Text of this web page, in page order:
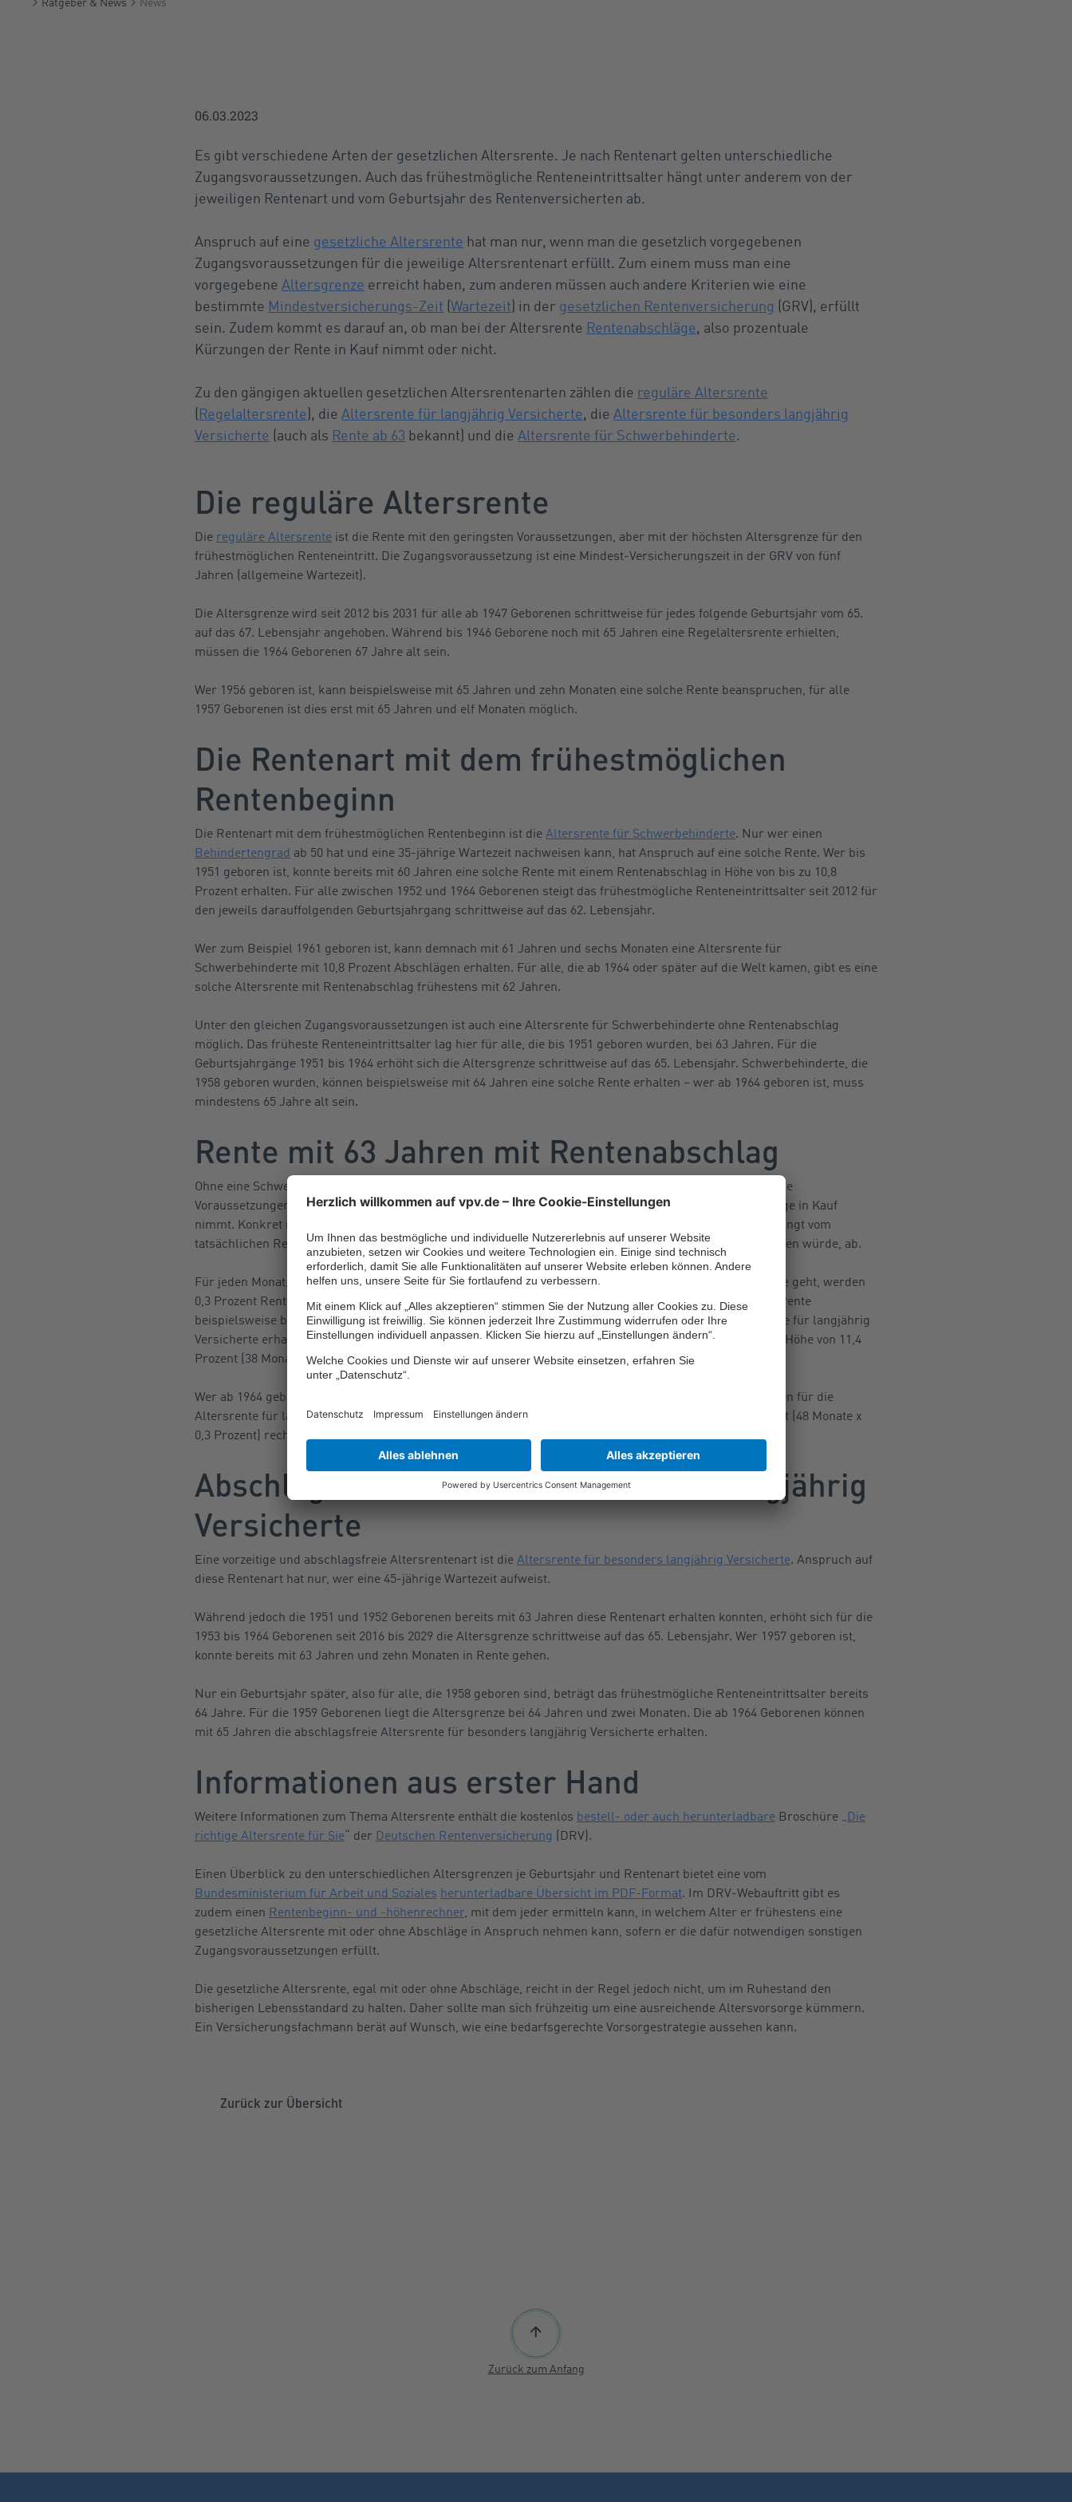
06.03.2023
Es gibt verschiedene Arten der gesetzlichen Altersrente. Je nach Rentenart gelten unterschiedliche
Zugangsvoraussetzungen. Auch das frühestmögliche Renteneintrittsalter hängt unter anderem von der
jeweiligen Rentenart und vom Geburtsjahr des Rentenversicherten ab.
Anspruch auf eine gesetzliche Altersrente hat man nur, wenn man die gesetzlich vorgegebenen
Zugangsvoraussetzungen für die jeweilige Altersrentenart erfüllt. Zum einem muss man eine
vorgegebene Altersgrenze erreicht haben, zum anderen müssen auch andere Kriterien wie eine
bestimmte Mindestversicherungs-Zeit (Wartezeit) in der gesetzlichen Rentenversicherung (GRV), erfüllt
sein. Zudem kommt es darauf an, ob man bei der Altersrente Rentenabschläge, also prozentuale
Kürzungen der Rente in Kauf nimmt oder nicht.
Zu den gängigen aktuellen gesetzlichen Altersrentenarten zählen die reguläre Altersrente
(Regelaltersrente), die Altersrente für langjährig Versicherte, die Altersrente für besonders langjährig
Versicherte (auch als Rente ab 63 bekannt) und die Altersrente für Schwerbehinderte.
Die reguläre Altersrente
Die reguläre Altersrente ist die Rente mit den geringsten Voraussetzungen, aber mit der höchsten Altersgrenze für den
frühestmöglichen Renteneintritt. Die Zugangsvoraussetzung ist eine Mindest-Versicherungszeit in der GRV von fünf
Jahren (allgemeine Wartezeit).
Die Altersgrenze wird seit 2012 bis 2031 für alle ab 1947 Geborenen schrittweise für jedes folgende Geburtsjahr vom 65.
auf das 67. Lebensjahr angehoben. Während bis 1946 Geborene noch mit 65 Jahren eine Regelaltersrente erhielten,
müssen die 1964 Geborenen 67 Jahre alt sein.
Wer 1956 geboren ist, kann beispielsweise mit 65 Jahren und zehn Monaten eine solche Rente beanspruchen, für alle
1957 Geborenen ist dies erst mit 65 Jahren und elf Monaten möglich.
Die Rentenart mit dem frühestmöglichen
Rentenbeginn
Die Rentenart mit dem frühestmöglichen Rentenbeginn ist die Altersrente für Schwerbehinderte. Nur wer einen
Behindertengrad ab 50 hat und eine 35-jährige Wartezeit nachweisen kann, hat Anspruch auf eine solche Rente. Wer bis
1951 geboren ist, konnte bereits mit 60 Jahren eine solche Rente mit einem Rentenabschlag in Höhe von bis zu 10,8
Prozent erhalten. Für alle zwischen 1952 und 1964 Geborenen steigt das frühestmögliche Renteneintrittsalter seit 2012 für
den jeweils darauffolgenden Geburtsjahrgang schrittweise auf das 62. Lebensjahr.
Wer zum Beispiel 1961 geboren ist, kann demnach mit 61 Jahren und sechs Monaten eine Altersrente für
Schwerbehinderte mit 10,8 Prozent Abschlägen erhalten. Für alle, die ab 1964 oder später auf die Welt kamen, gibt es eine
solche Altersrente mit Rentenabschlag frühestens mit 62 Jahren.
Unter den gleichen Zugangsvoraussetzungen ist auch eine Altersrente für Schwerbehinderte ohne Rentenabschlag
möglich. Das früheste Renteneintrittsalter lag hier für alle, die bis 1951 geboren wurden, bei 63 Jahren. Für die
Geburtsjahrgänge 1951 bis 1964 erhöht sich die Altersgrenze schrittweise auf das 65. Lebensjahr. Schwerbehinderte, die
1958 geboren wurden, können beispielsweise mit 64 Jahren eine solche Rente erhalten – wer ab 1964 geboren ist, muss
mindestens 65 Jahre alt sein.
Rente mit 63 Jahren mit Rentenabschlag
Ohne eine Schwerbehinderung ist der früheste Renteneintritt mit 63 Lebensjahren möglich, sofern man die
Voraussetzungen für die entsprechendeAltersrente für langjährig Versicherteerfüllt und Rentenabschläge in Kauf
nimmt. Konkret muss man dafür eine 35-jährige Wartezeit nachweisen. Die Höhe der Rentenabschläge hängt vom
tatsächlichen Renteneintrittsdatum und der Altersgrenze, ab dem einem eine reguläre Altersrente zustehen würde, ab.
Für jeden Monat, den man vor der Altersgrenze für eine reguläre Altersrente (Regelaltersgrenze) in Rente geht, werden
0,3 Prozent Rentenabschlag berechnet. Für 1959 Geborene liegt die Altersgrenze für eine reguläre Altersrente
beispielsweise bei 66 Jahren und zwei Monaten. Möchte ein 1959 Geborener mit 63 Jahren eine Altersrente für langjährig
Versicherte erhalten, muss er für drei Jahre und zwei Monate – das sind 38 Monate – Rentenabschläge in Höhe von 11,4
Prozent (38 Monate x 0,3 Prozent) in Kauf nehmen.
Wer ab 1964 geboren ist, kann zwar mit 63 Jahren in Rente gehen, sofern er die sonstigen Voraussetzungen für die
Altersrente für langjährig Versicherte erfüllt, muss dann aber mit einem Rentenabschlag von 14,4 Prozent (48 Monate x
0,3 Prozent) rechnen.
Abschlagsfreie Rente für besonders langjährig
Versicherte
Eine vorzeitige und abschlagsfreie Altersrentenart ist die Altersrente für besonders langjährig Versicherte. Anspruch auf
diese Rentenart hat nur, wer eine 45-jährige Wartezeit aufweist.
Während jedoch die 1951 und 1952 Geborenen bereits mit 63 Jahren diese Rentenart erhalten konnten, erhöht sich für die
1953 bis 1964 Geborenen seit 2016 bis 2029 die Altersgrenze schrittweise auf das 65. Lebensjahr. Wer 1957 geboren ist,
konnte bereits mit 63 Jahren und zehn Monaten in Rente gehen.
Nur ein Geburtsjahr später, also für alle, die 1958 geboren sind, beträgt das frühestmögliche Renteneintrittsalter bereits
64 Jahre. Für die 1959 Geborenen liegt die Altersgrenze bei 64 Jahren und zwei Monaten. Die ab 1964 Geborenen können
mit 65 Jahren die abschlagsfreie Altersrente für besonders langjährig Versicherte erhalten.
Informationen aus erster Hand
Weitere Informationen zum Thema Altersrente enthält die kostenlos bestell- oder auch herunterladbare Broschüre „Die
richtige Altersrente für Sie“ der Deutschen Rentenversicherung (DRV).
Einen Überblick zu den unterschiedlichen Altersgrenzen je Geburtsjahr und Rentenart bietet eine vom
Bundesministerium für Arbeit und Soziales herunterladbare Übersicht im PDF-Format. Im DRV-Webauftritt gibt es
zudem einen Rentenbeginn- und -höhenrechner, mit dem jeder ermitteln kann, in welchem Alter er frühestens eine
gesetzliche Altersrente mit oder ohne Abschläge in Anspruch nehmen kann, sofern er die dafür notwendigen sonstigen
Zugangsvoraussetzungen erfüllt.
Die gesetzliche Altersrente, egal mit oder ohne Abschläge, reicht in der Regel jedoch nicht, um im Ruhestand den
bisherigen Lebensstandard zu halten. Daher sollte man sich frühzeitig um eine ausreichende Altersvorsorge kümmern.
Ein Versicherungsfachmann berät auf Wunsch, wie eine bedarfsgerechte Vorsorgestrategie aussehen kann.
Zurück zur Übersicht
Zurück zum Anfang